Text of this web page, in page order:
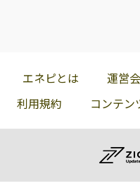
荒川
株式会社岩井屋
503-
大垣営業所
大垣
39
エネピとは 運営
利用規約
コンテン